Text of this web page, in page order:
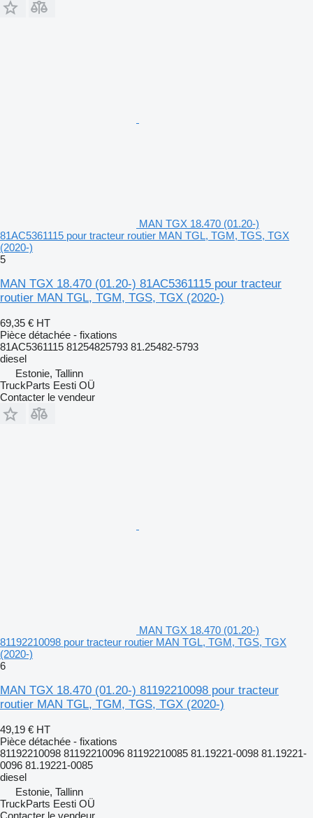
MAN TGX 18.470 (01.20-)
81AC5361115 pour tracteur routier MAN TGL, TGM, TGS, TGX
(2020-)
5
MAN TGX 18.470 (01.20-) 81AC5361115 pour tracteur
routier MAN TGL, TGM, TGS, TGX (2020-)
69,35 € HT
Pièce détachée - fixations
81AC5361115 81254825793 81.25482-5793
diesel
Estonie, Tallinn
TruckParts Eesti OÜ
Contacter le vendeur
MAN TGX 18.470 (01.20-)
81192210098 pour tracteur routier MAN TGL, TGM, TGS, TGX
(2020-)
6
MAN TGX 18.470 (01.20-) 81192210098 pour tracteur
routier MAN TGL, TGM, TGS, TGX (2020-)
49,19 € HT
Pièce détachée - fixations
81192210098 81192210096 81192210085 81.19221-0098 81.19221-
0096 81.19221-0085
diesel
Estonie, Tallinn
TruckParts Eesti OÜ
Contacter le vendeur